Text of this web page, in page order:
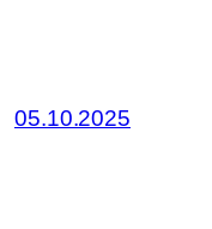
05.10.2025